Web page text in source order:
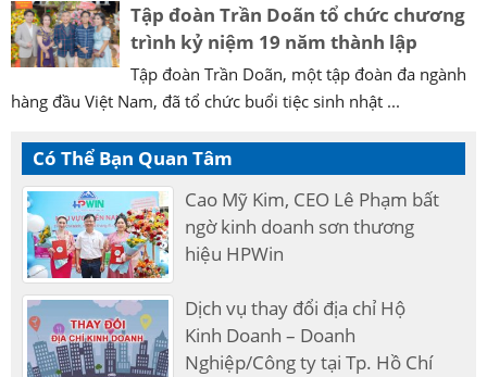
Tập đoàn Trần Doãn tổ chức chương
trình kỷ niệm 19 năm thành lập
Tập đoàn Trần Doãn, một tập đoàn đa ngành
hàng đầu Việt Nam, đã tổ chức buổi tiệc sinh nhật ...
Có Thể Bạn Quan Tâm
Cao Mỹ Kim, CEO Lê Phạm bất
ngờ kinh doanh sơn thương
hiệu HPWin
Dịch vụ thay đổi địa chỉ Hộ
Kinh Doanh – Doanh
Nghiệp/Công ty tại Tp. Hồ Chí